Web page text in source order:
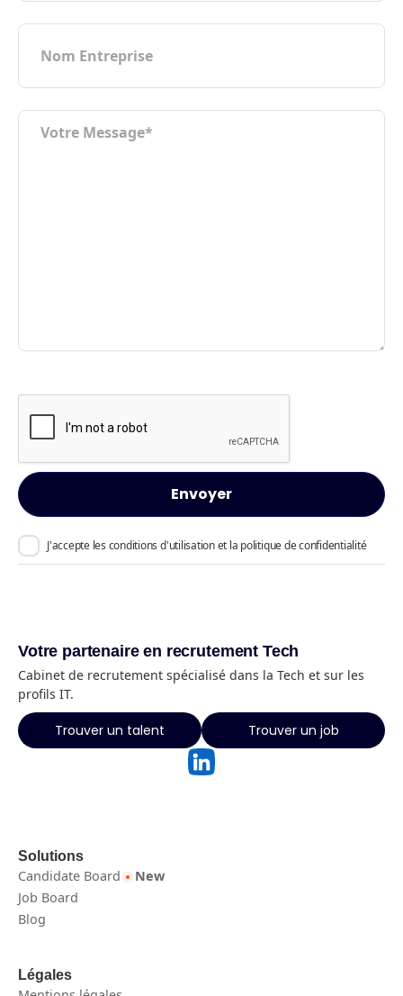
J'accepte les conditions d'utilisation et la politique de confidentialité
Votre partenaire en recrutement Tech
Cabinet de recrutement spécialisé dans la Tech et sur les
profils IT.
Trouver un talent Trouver un job
Solutions
Candidate Board
New
Job Board
Blog
Légales